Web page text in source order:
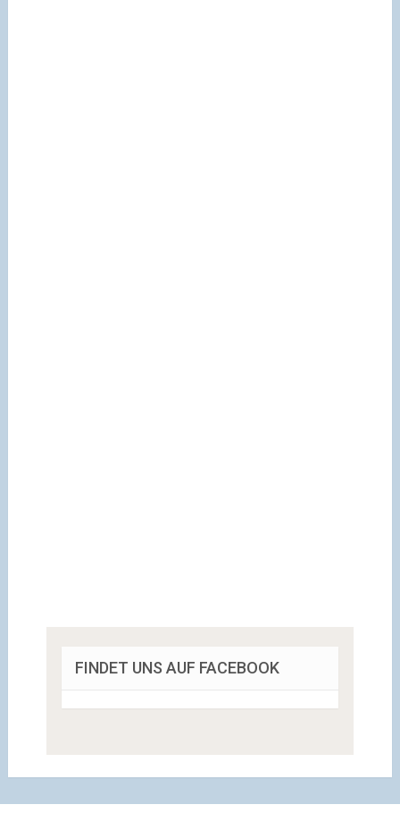
FINDET UNS AUF FACEBOOK